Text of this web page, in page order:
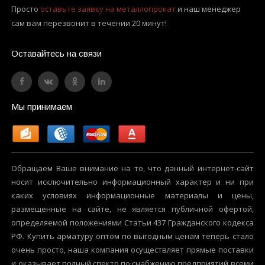
Просто оставьте заявку на металлопрокати наш менеджер
сам вам перезвонит в течении 20 минут!
Оставайтесь на связи
Мы принимаем
Обращаем Ваше внимание на то, что данный интернет-сайт
носит исключительно информационный характер и ни при
каких условиях информационные материалы и цены,
размещенные на сайте, не является публичной офертой,
определяемой положениями Статьи 437 Гражданского кодекса
РФ. Купить арматуру оптом по выгодным ценам теперь стало
очень просто, наша компания осуществляет прямые поставки